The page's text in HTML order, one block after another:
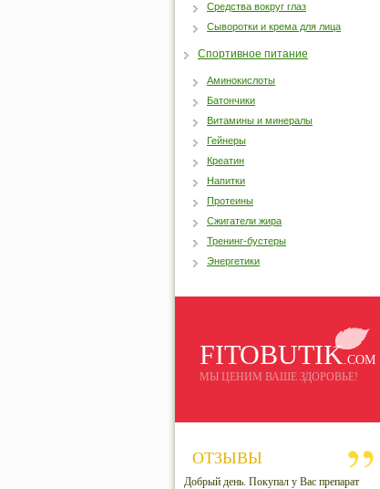
Средства вокруг глаз
Сыворотки и крема для лица
Спортивное питание
Аминокислоты
Батончики
Витамины и минералы
Гейнеры
Креатин
Напитки
Протеины
Сжигатели жира
Тренинг-бустеры
Энергетики
FITOBUTIK.COM
МЫ ЦЕНИМ ВАШЕ ЗДОРОВЬЕ!
ОТЗЫВЫ
Добрый день. Покупал у Вас препарат